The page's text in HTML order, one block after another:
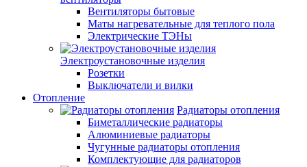
Вентиляторы бытовые
Маты нагревательные для теплого пола
Электрические ТЭНы
Электроустановочные изделия
Розетки
Выключатели и вилки
Отопление
Радиаторы отопления
Биметаллические радиаторы
Алюминиевые радиаторы
Чугунные радиаторы отопления
Комплектующие для радиаторов